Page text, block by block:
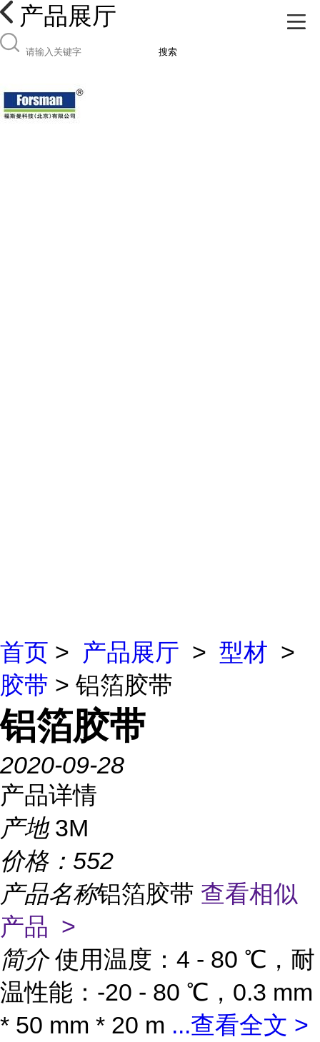
产品展厅
搜索
首页 > 产品展厅 > 型材 >
胶带 > 铝箔胶带
铝箔胶带
2020-09-28
产品详情
产地 3M
价格： 552
产品名称铝箔胶带 查看相似
产品 >
简介 使用温度：4 - 80 ℃，耐
温性能：-20 - 80 ℃，0.3 mm
* 50 mm * 20 m ...查看全文 >